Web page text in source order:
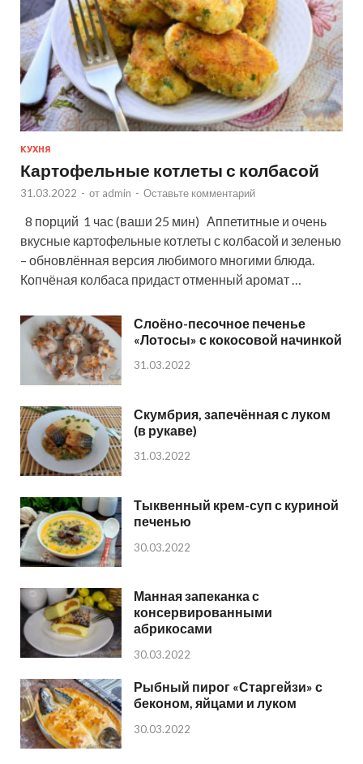
КУХНЯ
Картофельные котлеты с колбасой
31.03.2022 - от admin - Оставьте комментарий
8 порций 1 час (ваши 25 мин) Аппетитные и очень
вкусные картофельные котлеты с колбасой и зеленью
– обновлённая версия любимого многими блюда.
Копчёная колбаса придаст отменный аромат …
Слоёно-песочное печенье
«Лотосы» с кокосовой начинкой
31.03.2022
Скумбрия, запечённая с луком
(в рукаве)
31.03.2022
Тыквенный крем-суп с куриной
печенью
30.03.2022
Манная запеканка с
консервированными
абрикосами
30.03.2022
Рыбный пирог «Старгейзи» с
беконом, яйцами и луком
30.03.2022